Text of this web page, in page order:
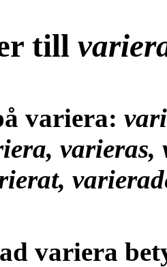
till
variera:
varieras,
variera